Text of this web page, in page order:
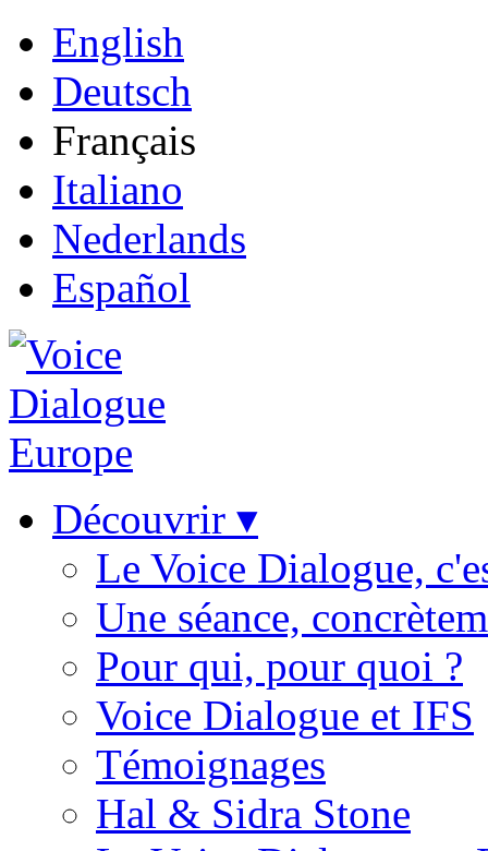
English
Deutsch
Français
Italiano
Nederlands
Español
Découvrir ▾
Le Voice Dialogue,
Une séance,
Pour qui, pour quoi ?
Voice Dialogue et IFS
Témoignages
Hal & Sidra Stone